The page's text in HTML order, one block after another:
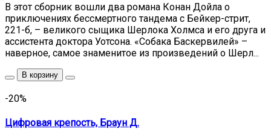
В этот сборник вошли два романа Конан Дойла о
приключениях бессмертного тандема с Бейкер-стрит,
221-б, – великого сыщика Шерлока Холмса и его друга и
ассистента доктора Уотсона. «Собака Баскервилей» –
наверное, самое знаменитое из произведений о Шерл...
В корзину
-20%
Цифровая крепость, Браун Д.